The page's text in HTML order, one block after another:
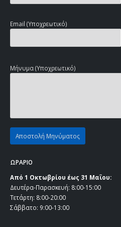
Email (Υποχρεωτικό)
Μήνυμα (Υποχρεωτικό)
Αποστολή Μηνύματος
ΩΡΑΡΙΟ
Από 1 Οκτωβρίου έως 31 Μαΐου:
Δευτέρα-Παρασκευή: 8:00-15:00
Τετάρτη: 8:00-20:00
Σάββατο: 9:00-13:00